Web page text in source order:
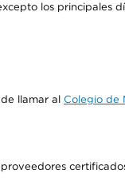
los principales
llamar al Colegio de